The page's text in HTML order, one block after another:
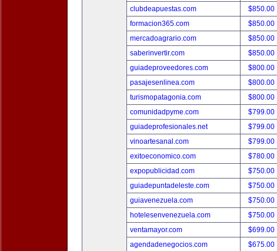
clubdeapuestas.com
$850.00
formacion365.com
$850.00
mercadoagrario.com
$850.00
saberinvertir.com
$850.00
guiadeproveedores.com
$800.00
pasajesenlinea.com
$800.00
turismopatagonia.com
$800.00
comunidadpyme.com
$799.00
guiadeprofesionales.net
$799.00
vinoartesanal.com
$799.00
exitoeconomico.com
$780.00
expopublicidad.com
$750.00
guiadepuntadeleste.com
$750.00
guiavenezuela.com
$750.00
hotelesenvenezuela.com
$750.00
ventamayor.com
$699.00
agendadenegocios.com
$675.00